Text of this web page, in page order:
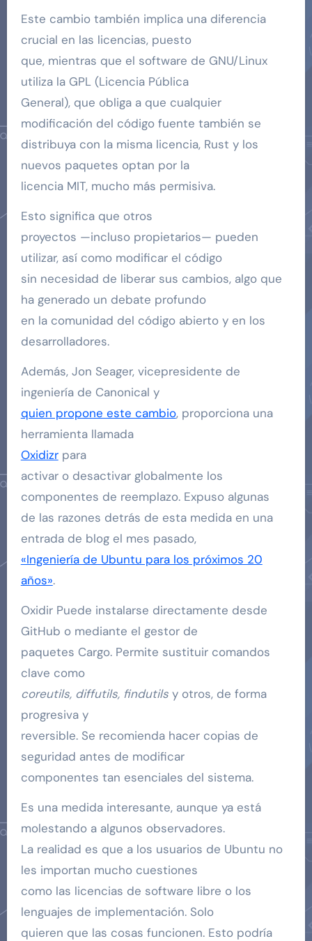
Este cambio también implica una diferencia
crucial en las licencias, puesto
que, mientras que el software de GNU/Linux
utiliza la GPL (Licencia Pública
General), que obliga a que cualquier
modificación del código fuente también se
distribuya con la misma licencia, Rust y los
nuevos paquetes optan por la
licencia MIT, mucho más permisiva.
Esto significa que otros
proyectos —incluso propietarios— pueden
utilizar, así como modificar el código
sin necesidad de liberar sus cambios, algo que
ha generado un debate profundo
en la comunidad del código abierto y en los
desarrolladores.
Además, Jon Seager, vicepresidente de
ingeniería de Canonical y
quien propone este cambio, proporciona una
herramienta llamada
Oxidizrpara
activar o desactivar globalmente los
componentes de reemplazo. Expuso algunas
de las razones detrás de esta medida en una
entrada de blog el mes pasado,
«Ingeniería de Ubuntu para los próximos 20
años».
Oxidir Puede instalarse directamente desde
GitHub o mediante el gestor de
paquetes Cargo. Permite sustituir comandos
clave como
coreutils, diffutils, findutilsy otros, de forma
progresiva y
reversible. Se recomienda hacer copias de
seguridad antes de modificar
componentes tan esenciales del sistema.
Es una medida interesante, aunque ya está
molestando a algunos observadores.
La realidad es que a los usuarios de Ubuntu no
les importan mucho cuestiones
como las licencias de software libre o los
lenguajes de implementación. Solo
quieren que las cosas funcionen. Esto podría